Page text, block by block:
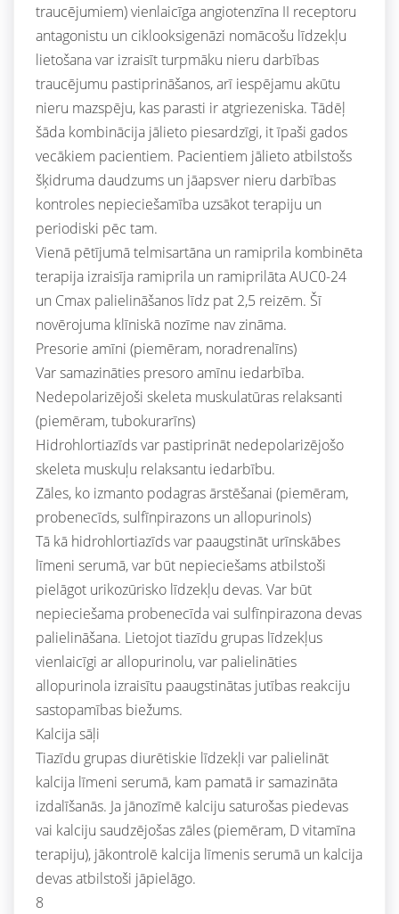
traucējumiem) vienlaicīga angiotenzīna II receptoru
antagonistu un ciklooksigenāzi nomācošu līdzekļu
lietošana var izraisīt turpmāku nieru darbības
traucējumu pastiprināšanos, arī iespējamu akūtu
nieru mazspēju, kas parasti ir atgriezeniska. Tādēļ
šāda kombinācija jālieto piesardzīgi, it īpaši gados
vecākiem pacientiem. Pacientiem jālieto atbilstošs
šķidruma daudzums un jāapsver nieru darbības
kontroles nepieciešamība uzsākot terapiju un
periodiski pēc tam.
Vienā pētījumā telmisartāna un ramiprila kombinēta
terapija izraisīja ramiprila un ramiprilāta AUC0-24
un Cmax palielināšanos līdz pat 2,5 reizēm. Šī
novērojuma klīniskā nozīme nav zināma.
Presorie amīni (piemēram, noradrenalīns)
Var samazināties presoro amīnu iedarbība.
Nedepolarizējoši skeleta muskulatūras relaksanti
(piemēram, tubokurarīns)
Hidrohlortiazīds var pastiprināt nedepolarizējošo
skeleta muskuļu relaksantu iedarbību.
Zāles, ko izmanto podagras ārstēšanai (piemēram,
probenecīds, sulfīnpirazons un allopurinols)
Tā kā hidrohlortiazīds var paaugstināt urīnskābes
līmeni serumā, var būt nepieciešams atbilstoši
pielāgot urikozūrisko līdzekļu devas. Var būt
nepieciešama probenecīda vai sulfīnpirazona devas
palielināšana. Lietojot tiazīdu grupas līdzekļus
vienlaicīgi ar allopurinolu, var palielināties
allopurinola izraisītu paaugstinātas jutības reakciju
sastopamības biežums.
Kalcija sāļi
Tiazīdu grupas diurētiskie līdzekļi var palielināt
kalcija līmeni serumā, kam pamatā ir samazināta
izdalīšanās. Ja jānozīmē kalciju saturošas piedevas
vai kalciju saudzējošas zāles (piemēram, D vitamīna
terapiju), jākontrolē kalcija līmenis serumā un kalcija
devas atbilstoši jāpielāgo.
8